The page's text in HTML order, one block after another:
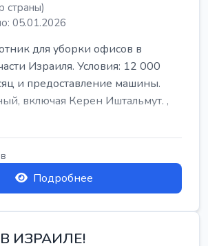
страны)
05.01.2026
для уборки офисов в
Израиля. Условия: 12 000
и предоставление машины.
включая Керен Иштальмут. ,
Подробнее
ИЗРАИЛЕ!